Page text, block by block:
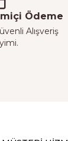
Ödeme
Alışveriş